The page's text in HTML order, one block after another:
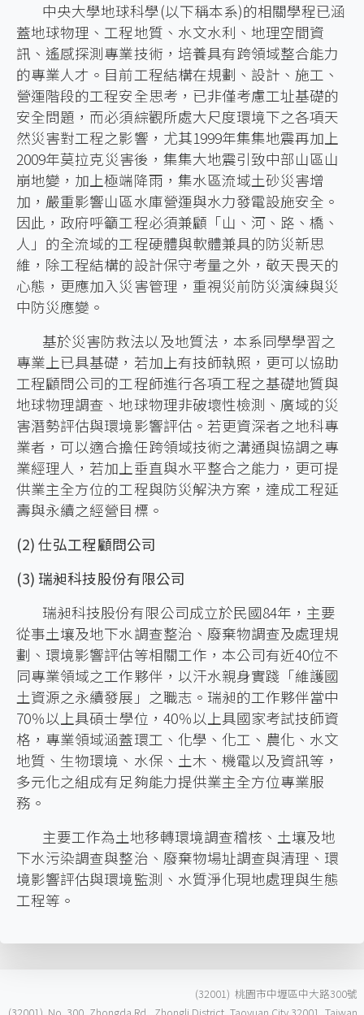
中央大學地球科學(以下稱本系)的相關學程已涵
蓋地球物理、工程地質、水文水利、地理空間資
訊、遙感探測專業技術，培養具有跨領域整合能力
的專業人才。目前工程結構在規劃、設計、施工、
營運階段的工程安全思考，已非僅考慮工址基礎的
安全問題，而必須綜觀所處大尺度環境下之各項天
然災害對工程之影響，尤其1999年集集地震再加上
2009年莫拉克災害後，集集大地震引致中部山區山
崩地變，加上極端降雨，集水區流域土砂災害增
加，嚴重影響山區水庫營運與水力發電設施安全。
因此，政府呼籲工程必須兼顧「山、河、路、橋、
人」的全流域的工程硬體與軟體兼具的防災新思
維，除工程結構的設計保守考量之外，敬天畏天的
心態，更應加入災害管理，重視災前防災演練與災
中防災應變。
基於災害防救法以及地質法，本系同學學習之
專業上已具基礎，若加上有技師執照，更可以協助
工程顧問公司的工程師進行各項工程之基礎地質與
地球物理調查、地球物理非破壞性檢測、廣域的災
害潛勢評估與環境影響評估。若更資深者之地科專
業者，可以適合擔任跨領域技術之溝通與協調之專
業經理人，若加上垂直與水平整合之能力，更可提
供業主全方位的工程與防災解決方案，達成工程延
壽與永續之經營目標。
(2) 仕弘工程顧問公司
(3) 瑞昶科技股份有限公司
瑞昶科技股份有限公司成立於民國84年，主要
從事土壤及地下水調查整治、廢棄物調查及處理規
劃、環境影響評估等相關工作，本公司有近40位不
同專業領域之工作夥伴，以汗水親身實踐「維護國
土資源之永續發展」之職志。瑞昶的工作夥伴當中
70％以上具碩士學位，40％以上具國家考試技師資
格，專業領域涵蓋環工、化學、化工、農化、水文
地質、生物環境、水保、土木、機電以及資訊等，
多元化之組成有足夠能力提供業主全方位專業服
務。
主要工作為土地移轉環境調查稽核、土壤及地
下水污染調查與整治、廢棄物場址調查與清理、環
境影響評估與環境監測、水質淨化現地處理與生態
工程等。
(32001) 桃園市中壢區中大路300號